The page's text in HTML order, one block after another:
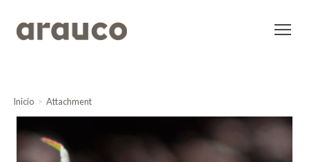
Inicio Attachment